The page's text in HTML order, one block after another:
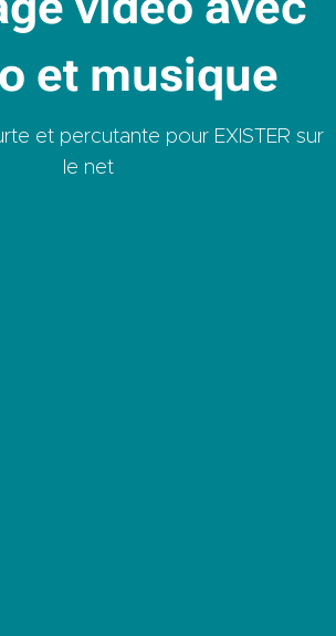
et musique
et percutante pour EXISTER sur
le net